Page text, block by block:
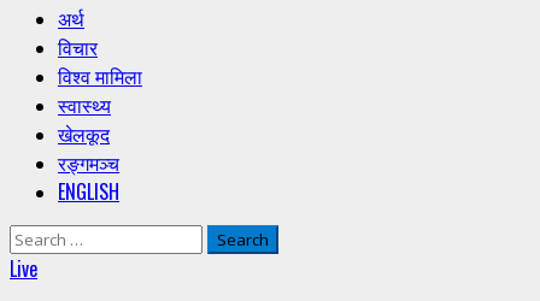
अर्थ
विचार
विश्व मामिला
स्वास्थ्य
खेलकूद
रङ्गमञ्च
ENGLISH
Search
for:
Live